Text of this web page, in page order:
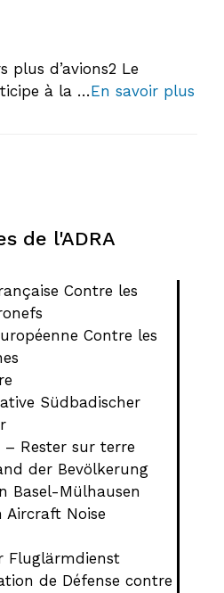
plus d’avions2 Le
à la …En savoir plus
de l'ADRA
Contre les
Contre les
Südbadischer
– Rester sur terre
der Bevölkerung
Basel-Mülhausen
Aircraft Noise
Fluglärmdienst
de Défense contre